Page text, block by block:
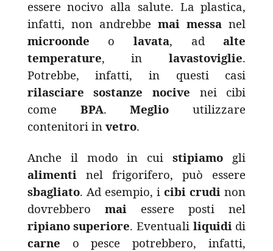
essere nocivo alla salute. La plastica,
infatti, non andrebbemai messa nel
microonde o lavata, adalte
temperature, inlavastoviglie.
Potrebbe, infatti, in questi casi
rilasciare
sostanze nocive nei cibi
come BPA.Meglio utilizzare
contenitori in vetro.
Anche il modo in cuistipiamo gli
alimenti nel frigorifero, può essere
sbagliato. Ad esempio, i cibi crudi non
dovrebbero mai essere posti nel
ripiano superiore. Eventuali liquidi di
carne o pesce potrebbero, infatti,